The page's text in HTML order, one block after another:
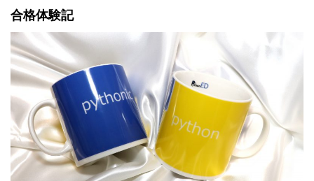
合格体験記